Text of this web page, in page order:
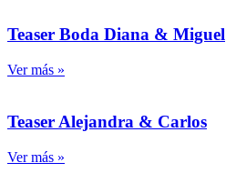
Teaser Boda Diana & Miguel
Ver más »
Teaser Alejandra & Carlos
Ver más »